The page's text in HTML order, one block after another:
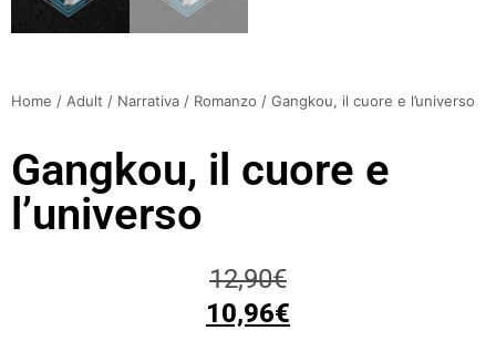
Home / Adult / Narrativa / Romanzo / Gangkou, il cuore e l’universo
Gangkou, il cuore e
l’universo
12,90€
10,96€